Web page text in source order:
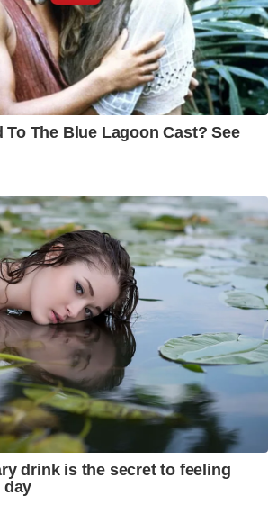
To The Blue Lagoon Cast? See
drink is the secret to feeling
day